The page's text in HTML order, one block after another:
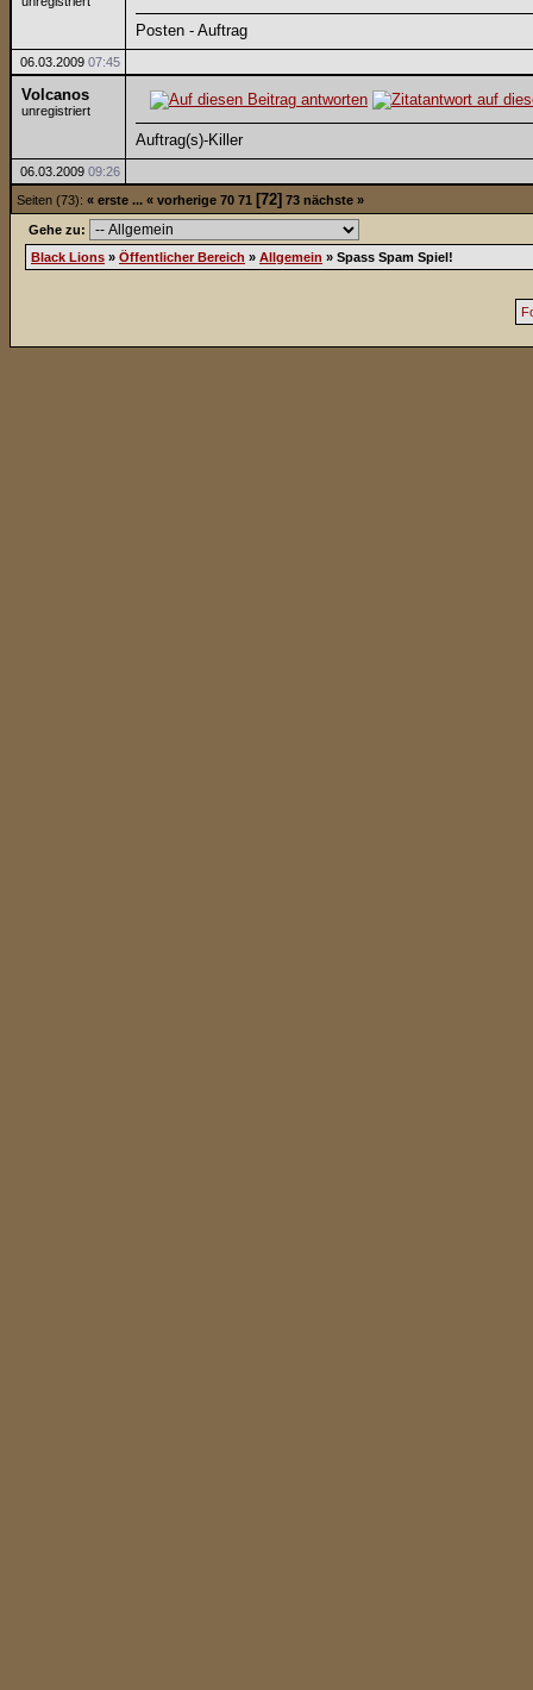
Posten - Auftrag
06.03.2009 07:45
Volcanos
unregistriert
Auftrag(s)-Killer
06.03.2009 09:26
Seiten (73): « erste ... « vorherige 70 71 [72] 73 nächste »
Gehe zu:
Black Lions » Öffentlicher Bereich » Allgemein » Spass Spam Spiel!